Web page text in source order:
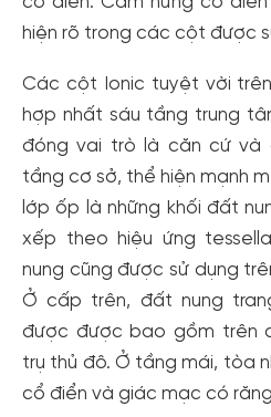
hiện rõ trong các cột được
Các cột Ionic tuyệt vời
hợp nhất sáu tầng trung
đóng vai trò là căn cứ và
tầng cơ sở, thể hiện mạnh
lớp ốp là những khối đất
xếp theo hiệu ứng
nung cũng được sử dụng
Ở cấp trên, đất nung
được được bao gồm trên
trụ thủ đô. Ở tầng mái, tòa
cổ điển và giác mạc có